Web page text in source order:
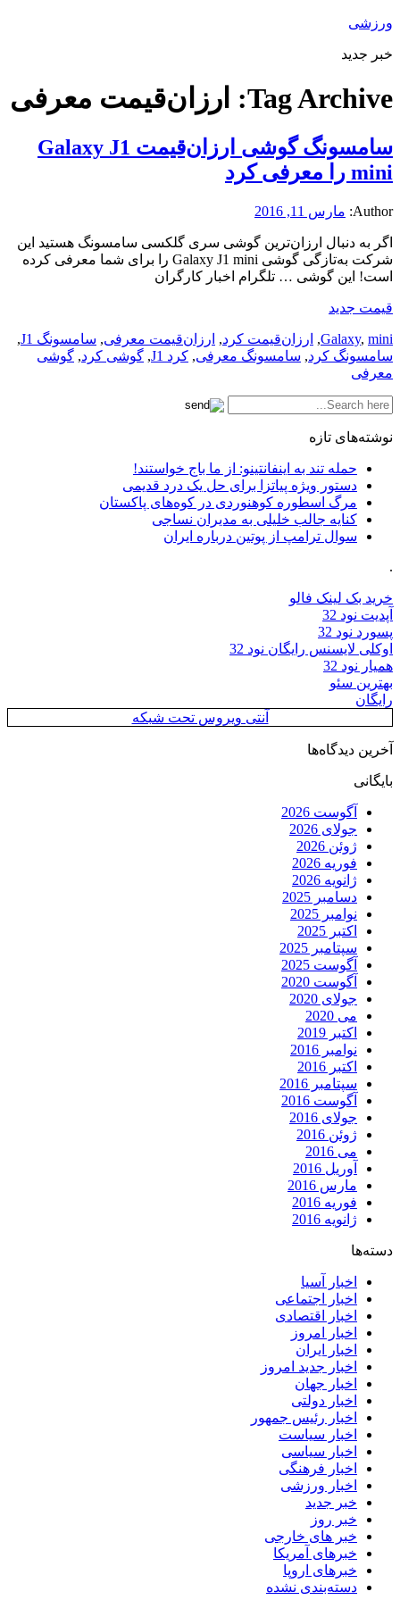
ورزشی
خبر جدید
Tag Archive: ارزان‌قیمت معرفی
سامسونگ گوشی ارزان‌قیمت Galaxy J1
mini را معرفی کرد
Author: مارس 11, 2016
اگر به دنبال ارزان‌ترین گوشی سری گلکسی سامسونگ هستید این
شرکت به‌تازگی گوشی Galaxy J1 mini را برای شما معرفی کرده
است! این گوشی … تلگرام اخبار کارگران
قیمت جدید
Galaxy, mini
, ارزان‌قیمت کرد, ارزان‌قیمت معرفی, سامسونگ J1
,
سامسونگ کرد, سامسونگ معرفی, کرد J1 , گوشی کرد, گوشی
معرفی
نوشته‌های تازه
حمله تند به اینفانتینو: از ما باج خواستند!
دستور ویژه پیاتزا برای حل یک درد قدیمی
مرگ اسطوره کوهنوردی در کوه‌های پاکستان
کنایه جالب خلیلی به مدیران نساجی
سوال ترامپ از پوتین درباره ایران
.
خرید بک لینک فالو
آپدیت نود 32
پسورد نود 32
اوکلی لایسنس رایگان نود 32
همیار نود 32
بهترین سئو
رایگان
آنتی ویروس تحت شبکه
آخرین دیدگاه‌ها
بایگانی
آگوست 2026
جولای 2026
ژوئن 2026
فوریه 2026
ژانویه 2026
دسامبر 2025
نوامبر 2025
اکتبر 2025
سپتامبر 2025
آگوست 2025
آگوست 2020
جولای 2020
می 2020
اکتبر 2019
نوامبر 2016
اکتبر 2016
سپتامبر 2016
آگوست 2016
جولای 2016
ژوئن 2016
می 2016
آوریل 2016
مارس 2016
فوریه 2016
ژانویه 2016
دسته‌ها
اخبار آسیا
اخبار اجتماعی
اخبار اقتصادی
اخبار امروز
اخبار ایران
اخبار جدید امروز
اخبار جهان
اخبار دولتی
اخبار رئیس جمهور
اخبار سیاست
اخبار سیاسی
اخبار فرهنگی
اخبار ورزشی
خبر جدید
خبر روز
خبر های خارجی
خبرهای آمریکا
خبرهای اروپا
دسته‌بندی نشده